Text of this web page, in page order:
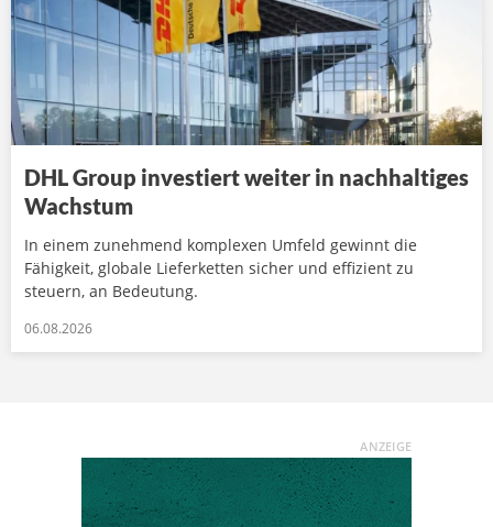
DHL Group investiert weiter in nachhaltiges
Wachstum
In einem zunehmend komplexen Umfeld gewinnt die
Fähigkeit, globale Lieferketten sicher und effizient zu
steuern, an Bedeutung.
06.08.2026
ANZEIGE